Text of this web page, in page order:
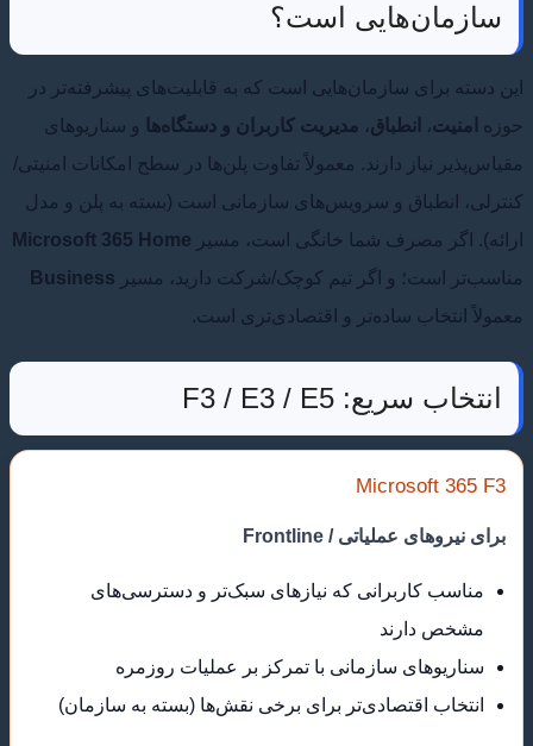
سازمان‌هایی است؟
این دسته برای سازمان‌هایی است که به قابلیت‌های پیشرفته‌تر در
حوزه امنیت، انطباق، مدیریت کاربران و دستگاه‌ها و سناریوهای
مقیاس‌پذیر نیاز دارند. معمولاً تفاوت پلن‌ها در سطح امکانات امنیتی/
کنترلی، انطباق و سرویس‌های سازمانی است (بسته به پلن و مدل
ارائه). اگر مصرف شما خانگی است، مسیر Microsoft 365 Home
مناسب‌تر است؛ و اگر تیم کوچک/شرکت دارید، مسیر Business
معمولاً انتخاب ساده‌تر و اقتصادی‌تری است.
انتخاب سریع: F3 / E3 / E5
Microsoft 365 F3
برای نیروهای عملیاتی / Frontline
مناسب کاربرانی که نیازهای سبک‌تر و دسترسی‌های
مشخص دارند
سناریوهای سازمانی با تمرکز بر عملیات روزمره
انتخاب اقتصادی‌تر برای برخی نقش‌ها (بسته به سازمان)